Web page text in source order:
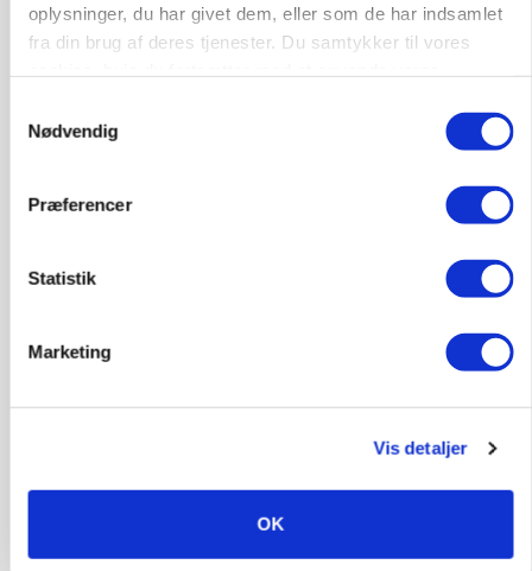
oplysninger, du har givet dem, eller som de har indsamlet
fra din brug af deres tjenester. Du samtykker til vores
Nødvendig
Præferencer
Statistik
Marketing
Vis detaljer
OK
Grise
9681, Ranum 03. aug.
Kalvepasser til ejendom i udvikling søges
Leder til klimastald